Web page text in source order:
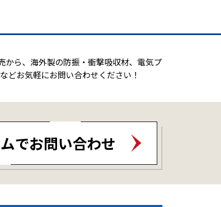
から、海外製の防振・衝撃吸収材、電気プ
どお気軽にお問い合わせください！
でお問い合わせ